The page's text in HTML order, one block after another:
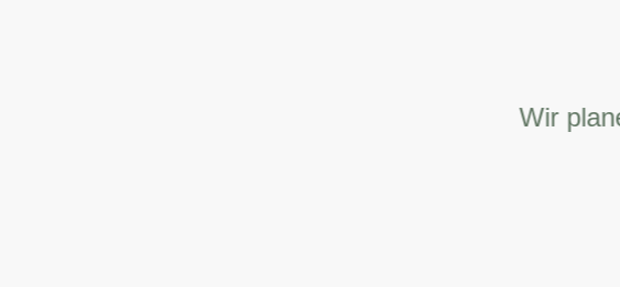
Wir planen